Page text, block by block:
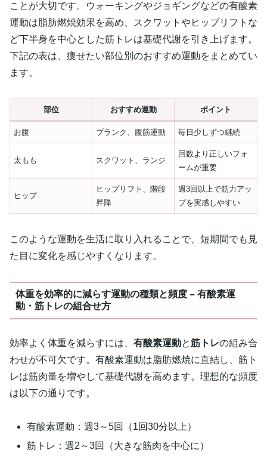
ことが大切です。ウォーキングやジョギングなどの有酸素
運動は脂肪燃焼効果を高め、スクワットやヒップリフトな
ど下半身を中心とした筋トレは基礎代謝を引き上げます。
下記の表は、痩せたい部位別のおすすめ運動をまとめてい
ます。
部位 おすすめ運動 ポイント
お腹 プランク、腹筋運動 毎日少しずつ継続
太もも スクワット、ランジ
回数より正しいフォ
ームが重要
ヒップ
ヒップリフト、階段
昇降
週3回以上で筋力アッ
プを実感しやすい
このような運動を生活に取り入れることで、短期間でも見
た目に変化を感じやすくなります。
体重を効率的に減らす運動の種類と頻度 – 有酸素運
動・筋トレの組合せ方
効率よく体重を減らすには、 有酸素運動と筋トレの組み合
わせが不可欠です。有酸素運動は脂肪燃焼に直結し、筋ト
レは筋肉量を増やして基礎代謝を高めます。理想的な頻度
は以下の通りです。
有酸素運動：週3～5回（1回30分以上）
筋トレ：週2～3回（大きな筋肉を中心に）